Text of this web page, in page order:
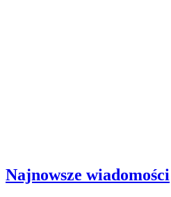
Najnowsze wiadomości